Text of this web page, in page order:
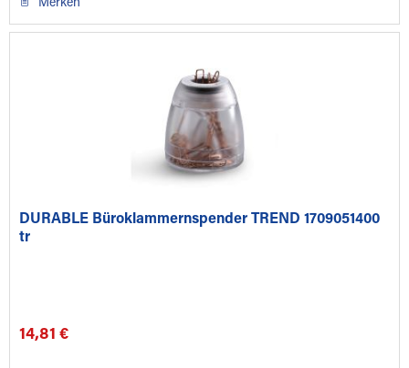
Merken
DURABLE Büroklammernspender TREND 1709051400
tr
14,81 €